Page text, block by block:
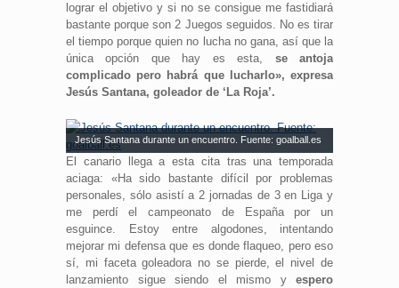
lograr el objetivo y si no se consigue me fastidiará
bastante porque son 2 Juegos seguidos. No es tirar
el tiempo porque quien no lucha no gana, así que la
única opción que hay es esta, se antoja
complicado pero habrá que lucharlo», expresa
Jesús Santana, goleador de ‘La Roja’.
Jesús Santana durante un encuentro. Fuente: goalball.es
El canario llega a esta cita tras una temporada
aciaga: «Ha sido bastante difícil por problemas
personales, sólo asistí a 2 jornadas de 3 en Liga y
me perdí el campeonato de España por un
esguince. Estoy entre algodones, intentando
mejorar mi defensa que es donde flaqueo, pero eso
sí, mi faceta goleadora no se pierde, el nivel de
lanzamiento sigue siendo el mismo y espero